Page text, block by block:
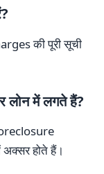
की पूरी सूची
में लगते हैं?
होते हैं।